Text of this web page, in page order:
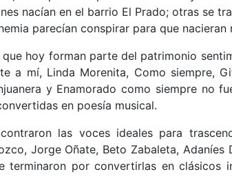
nacían en el barrio El Prado; otras se
parecían conspirar para que nacieran
hoy forman parte del patrimonio
a mí, Linda Morenita, Como siempre,
y Enamorado como siempre no
en poesía musical.
las voces ideales para
Jorge Oñate, Beto Zabaleta, Adaníes
por convertirlas en clásicos